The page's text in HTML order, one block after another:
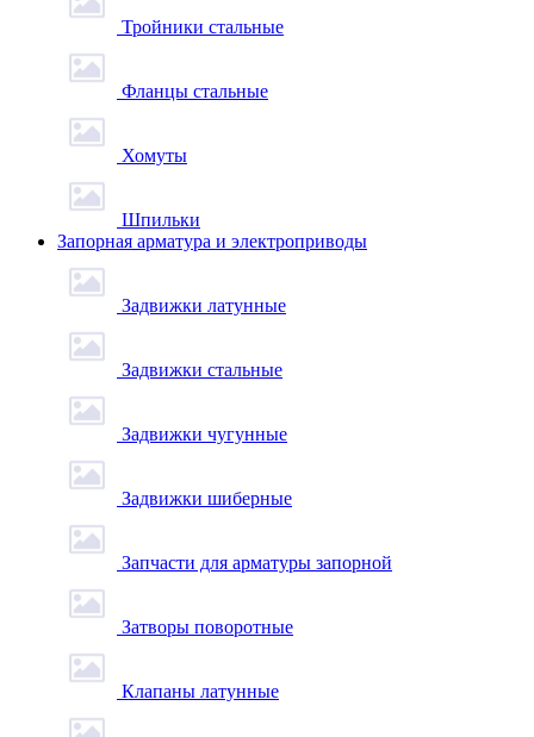
Тройники стальные
Фланцы стальные
Хомуты
Шпильки
Запорная арматура и электроприводы
Задвижки латунные
Задвижки стальные
Задвижки чугунные
Задвижки шиберные
Запчасти для арматуры запорной
Затворы поворотные
Клапаны латунные